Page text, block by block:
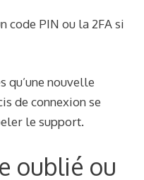
code PIN ou la 2FA si
qu’une nouvelle
de connexion se
le support.
oublié ou